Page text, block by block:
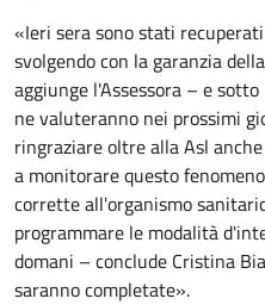
«Ieri sera sono stati
svolgendo con la garanzia
aggiunge l'Assessora – e
ne valuteranno nei prossimi
ringraziare oltre alla Asl
a monitorare questo
corrette all'organismo
programmare le modalità
domani – conclude Cristina
saranno completate».